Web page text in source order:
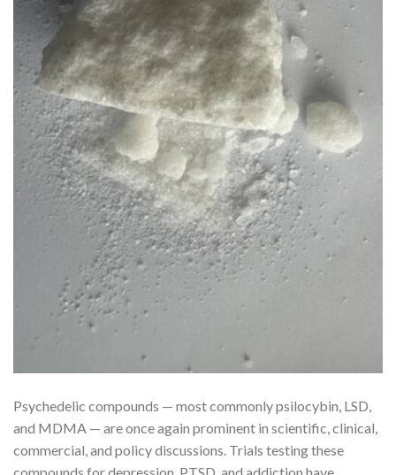
Psychedelic compounds — most commonly psilocybin, LSD,
and MDMA — are once again prominent in scientific, clinical,
commercial, and policy discussions. Trials testing these
compounds for depression, PTSD, and addiction have